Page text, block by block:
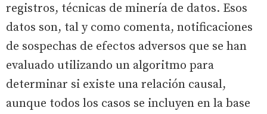
registros, técnicas de minería de datos. Esos
datos son, tal y como comenta, notificaciones
de sospechas de efectos adversos que se han
evaluado utilizando un algoritmo para
determinar si existe una relación causal,
aunque todos los casos se incluyen en la base